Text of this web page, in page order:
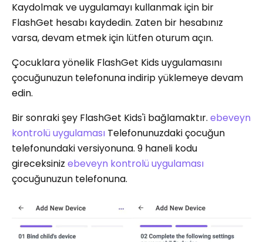
Kaydolmak ve uygulamayı kullanmak için bir
FlashGet hesabı kaydedin. Zaten bir hesabınız
varsa, devam etmek için lütfen oturum açın.
Çocuklara yönelik FlashGet Kids uygulamasını
çocuğunuzun telefonuna indirip yüklemeye devam
edin.
Bir sonraki şey FlashGet Kids'i bağlamaktır. ebeveyn
kontrolü uygulaması Telefonunuzdaki çocuğun
telefonundaki versiyonuna. 9 haneli kodu
gireceksiniz ebeveyn kontrolü uygulaması
çocuğunuzun telefonuna.